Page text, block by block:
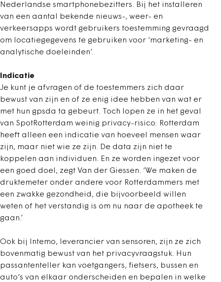
Nederlandse smartphonebezitters. Bij het installeren
van een aantal bekende nieuws-, weer- en
verkeersapps wordt gebruikers toestemming gevraagd
om locatiegegevens te gebruiken voor ‘marketing- en
analytische doeleinden’.
Indicatie
Je kunt je afvragen of de toestemmers zich daar
bewust van zijn en of ze enig idee hebben van wat er
met hun gpsda ta gebeurt. Toch lopen ze in het geval
van SpotRotterdam weinig privacy-risico: Rotterdam
heeft alleen een indicatie van hoeveel mensen waar
zijn, maar niet wie ze zijn. De data zijn niet te
koppelen aan individuen. En ze worden ingezet voor
een goed doel, zegt Van der Giessen. ‘We maken de
druktemeter onder andere voor Rotterdammers met
een zwakke gezondheid, die bijvoorbeeld willen
weten of het verstandig is om nu naar de apotheek te
gaan.’
Ook bij Intemo, leverancier van sensoren, zijn ze zich
bovenmatig bewust van het privacyvraagstuk. Hun
passantenteller kan voetgangers, fietsers, bussen en
auto’s van elkaar onderscheiden en bepalen in welke